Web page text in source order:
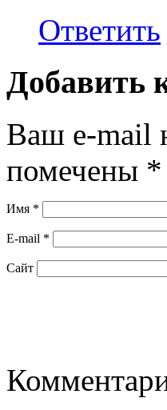
Ответить
Добавить
Ваш e-mail
помечены *
Имя *
E-mail *
Сайт